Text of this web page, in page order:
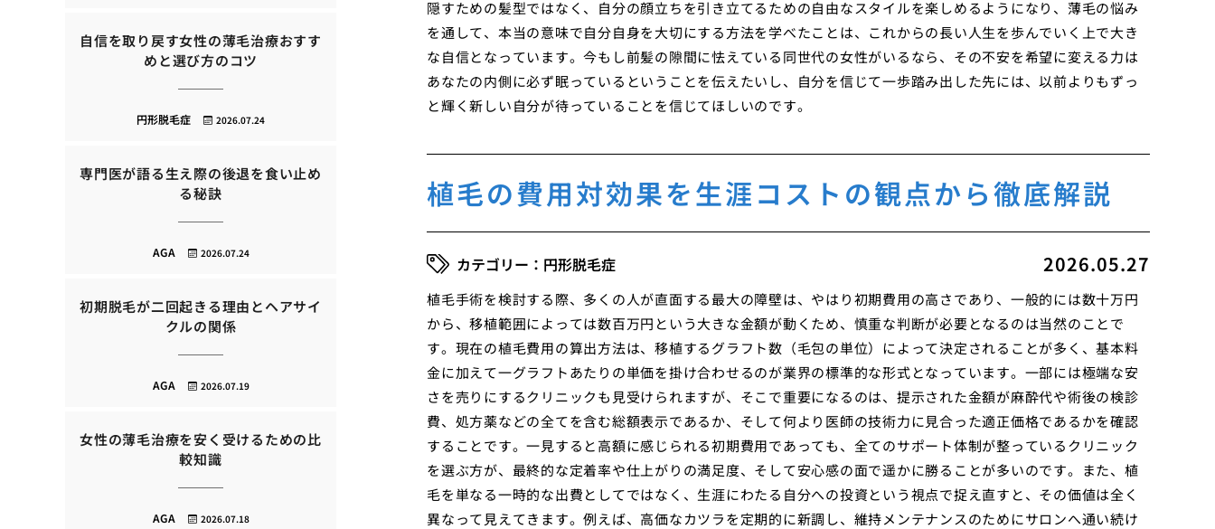
隠すための髪型ではなく、自分の顔立ちを引き立てるための自由なスタイルを楽しめるようになり、薄毛の悩み
を通して、本当の意味で自分自身を大切にする方法を学べたことは、これからの長い人生を歩んでいく上で大き
な自信となっています。今もし前髪の隙間に怯えている同世代の女性がいるなら、その不安を希望に変える力は
あなたの内側に必ず眠っているということを伝えたいし、自分を信じて一歩踏み出した先には、以前よりもずっ
と輝く新しい自分が待っていることを信じてほしいのです。
植毛の費用対効果を生涯コストの観点から徹底解説
2026.05.27
円形脱毛症
植毛手術を検討する際、多くの人が直面する最大の障壁は、やはり初期費用の高さであり、一般的には数十万円
から、移植範囲によっては数百万円という大きな金額が動くため、慎重な判断が必要となるのは当然のことで
す。現在の植毛費用の算出方法は、移植するグラフト数（毛包の単位）によって決定されることが多く、基本料
金に加えて一グラフトあたりの単価を掛け合わせるのが業界の標準的な形式となっています。一部には極端な安
さを売りにするクリニックも見受けられますが、そこで重要になるのは、提示された金額が麻酔代や術後の検診
費、処方薬などの全てを含む総額表示であるか、そして何より医師の技術力に見合った適正価格であるかを確認
することです。一見すると高額に感じられる初期費用であっても、全てのサポート体制が整っているクリニック
を選ぶ方が、最終的な定着率や仕上がりの満足度、そして安心感の面で遥かに勝ることが多いのです。また、植
毛を単なる一時的な出費としてではなく、生涯にわたる自分への投資という視点で捉え直すと、その価値は全く
異なって見えてきます。例えば、高価なカツラを定期的に新調し、維持メンテナンスのためにサロンへ通い続け
自信を取り戻す女性の薄毛治療おすす
めと選び方のコツ
2026.07.24
円形脱毛症
専門医が語る生え際の後退を食い止め
る秘訣
2026.07.24
AGA
初期脱毛が二回起きる理由とヘアサイ
クルの関係
2026.07.19
AGA
女性の薄毛治療を安く受けるための比
較知識
2026.07.18
AGA